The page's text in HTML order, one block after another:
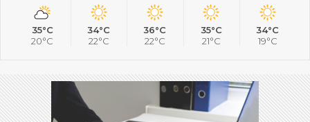
35°C
20°C
34°C
22°C
36°C
22°C
35°C
21°C
34°C
19°C